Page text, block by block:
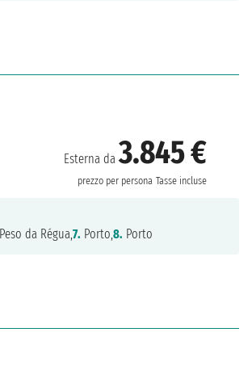
Esterna da3.845 €
prezzo per persona Tasse incluse
Peso da Régua,7. Porto,8. Porto